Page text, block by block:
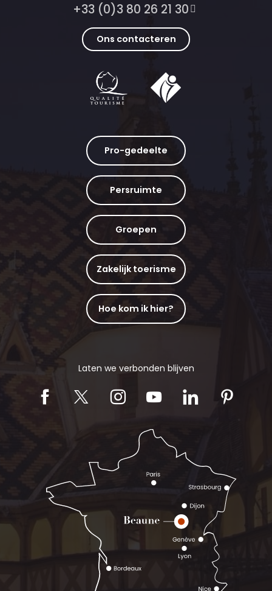
+33 (0)3 80 26 21 30
Ons contacteren
Pro-gedeelte
Persruimte
Groepen
Zakelijk toerisme
Hoe kom ik hier?
Laten we verbonden blijven